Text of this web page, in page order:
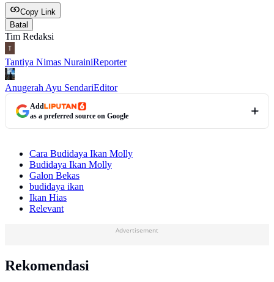
Copy Link
Batal
Tim Redaksi
Tantiya Nimas NurainiReporter
Anugerah Ayu SendariEditor
Add
as a preferred source on Google
Cara Budidaya Ikan Molly
Budidaya Ikan Molly
Galon Bekas
budidaya ikan
Ikan Hias
Relevant
Advertisement
Rekomendasi